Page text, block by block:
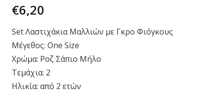
€6,20
Set Λαστιχάκια Μαλλιών με Γκρο Φιόγκους
Μέγεθος: One Size
Χρώμα: Ροζ Σάπιο Μήλο
Τεμάχια: 2
Ηλικία: από 2 ετών